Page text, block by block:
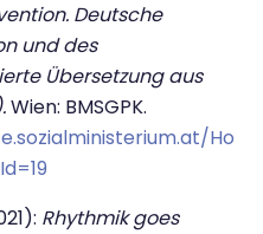
Deutsche
und des
Übersetzung aus
Wien: BMSGPK.
Ho
Rhythmik goes